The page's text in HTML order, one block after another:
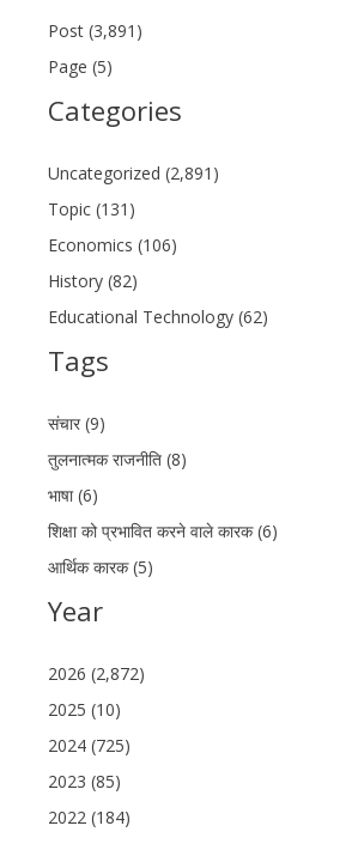
Post (3,891)
Page (5)
Categories
Uncategorized (2,891)
Topic (131)
Economics (106)
History (82)
Educational Technology (62)
Tags
संचार (9)
तुलनात्मक राजनीति (8)
भाषा (6)
शिक्षा को प्रभावित करने वाले कारक (6)
आर्थिक कारक (5)
Year
2026 (2,872)
2025 (10)
2024 (725)
2023 (85)
2022 (184)